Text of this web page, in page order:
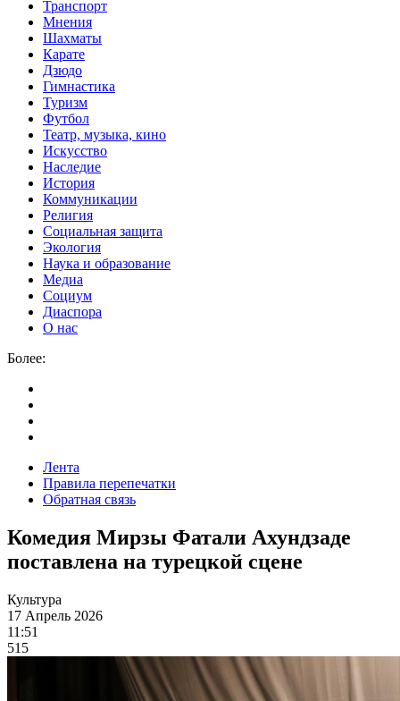
Транспорт
Мнения
Шахматы
Карате
Дзюдо
Гимнастика
Туризм
Футбол
Театр, музыка, кино
Искусство
Наследие
История
Коммуникации
Религия
Социальная защита
Экология
Наука и образование
Медиа
Социум
Диаспора
О нас
Более:
Лента
Правила перепечатки
Обратная связь
Комедия Мирзы Фатали Ахундзаде
поставлена на турецкой сцене
Культура
17 Апрель 2026
11:51
515